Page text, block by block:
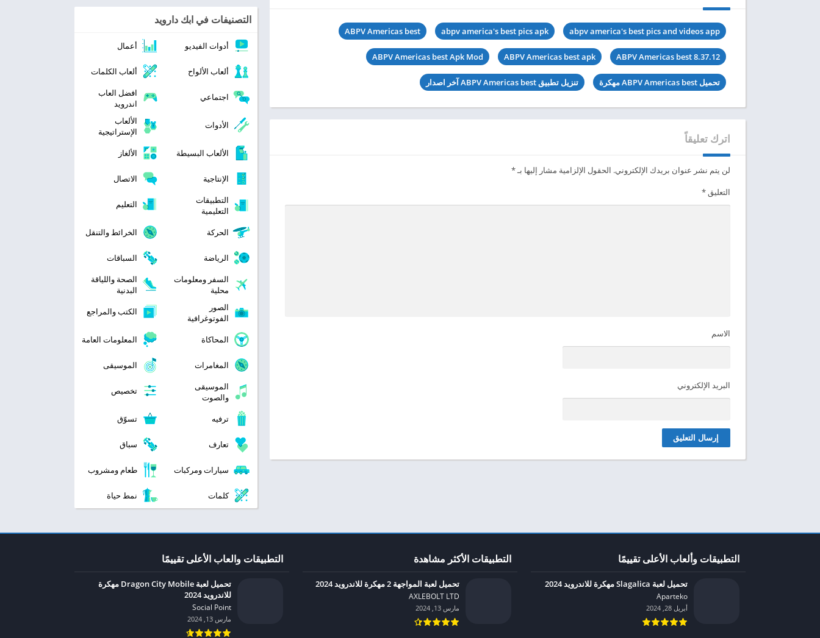
abpv america's best pics and videos app
abpv america's best pics apk
ABPV Americas best
ABPV Americas best 8.37.12
ABPV Americas best apk
ABPV Americas best Apk Mod
تحميل ABPV Americas best مهكرة تنزيل تطبيق ABPV Americas best آخر اصدار
اترك تعليقاً
لن يتم نشر عنوان بريدك الإلكتروني. الحقول الإلزامية مشار إليها بـ*
التعليق*
الاسم
البريد الإلكتروني
التصنيفات في ابك دارويد
أدوات الفيديو أعمال
ألعاب الألواح ألعاب الكلمات
اجتماعي
افضل العاب
اندرويد
الأدوات
الألعاب
الإستراتيجية
الألعاب البسيطة
الألغاز
الإنتاجية
الاتصال
التطبيقات
التعليمية
التعليم
الحركة الخرائط والتنقل
الرياضة
السباقات
السفر ومعلومات
محلية
الصحة واللياقة
البدنية
الصور
الفوتوغرافية
الكتب والمراجع
المحاكاة المعلومات العامة
المغامرات
الموسيقى
الموسيقى
والصوت
تخصيص
ترفيه تسوّق
تعارف سباق
سيارات ومركبات طعام ومشروب
كلمات نمط حياة
التطبيقات والعاب الأعلى تقييمًا
تحميل لعبة Dragon City Mobile مهكرة
للاندرويد 2024
Social Point‏
مارس 13, 2024
التطبيقات الأكثر مشاهدة
تحميل لعبة المواجهة 2 مهكرة للاندرويد 2024
AXLEBOLT LTD‏
مارس 13, 2024
التطبيقات وألعاب الأعلى تقييمًا
تحميل لعبة Slagalica مهكرة للاندرويد 2024
Aparteko‏
أبريل 28, 2024